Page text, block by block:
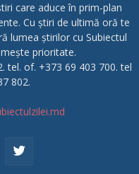
care aduce în prim-plan
Cu știri de ultimă oră te
lumea știrilor cu Subiectul
prioritate.
tel. of. +373 69 403 700. tel
802.